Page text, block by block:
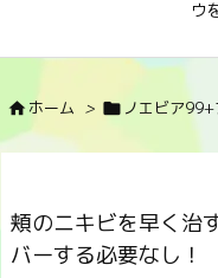
ウ
ホーム >  ノエビア
頬のニキビを早く治
バーする必要なし！